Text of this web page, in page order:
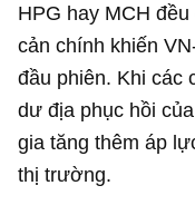
HPG hay MCH
cản chính khiến
đầu phiên. Khi các
dư địa phục hồi
gia tăng thêm áp
thị trường.